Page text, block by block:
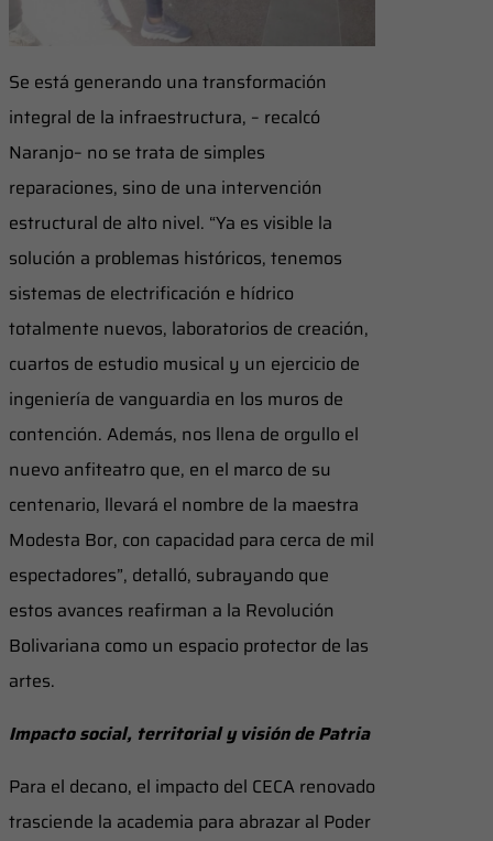
Se está generando una transformación
integral de la infraestructura, – recalcó
Naranjo– no se trata de simples
reparaciones, sino de una intervención
estructural de alto nivel. “Ya es visible la
solución a problemas históricos, tenemos
sistemas de electrificación e hídrico
totalmente nuevos, laboratorios de creación,
cuartos de estudio musical y un ejercicio de
ingeniería de vanguardia en los muros de
contención. Además, nos llena de orgullo el
nuevo anfiteatro que, en el marco de su
centenario, llevará el nombre de la maestra
Modesta Bor, con capacidad para cerca de mil
espectadores”, detalló, subrayando que
estos avances reafirman a la Revolución
Bolivariana como un espacio protector de las
artes.
Impacto social, territorial y visión de Patria
Para el decano, el impacto del CECA renovado
trasciende la academia para abrazar al Poder